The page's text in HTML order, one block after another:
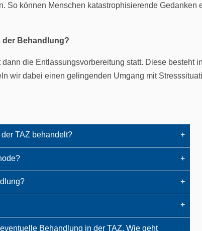
So können Menschen katastrophisierende
der Behandlung?
die Entlassungsvorbereitung statt. Diese
wir dabei einen gelingenden Umgang mit
TAZ behandelt?
Behandlung in der TAZ. Wie geht